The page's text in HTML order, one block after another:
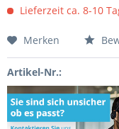
Lieferzeit ca. 8-10
Merken
Artikel-Nr.: